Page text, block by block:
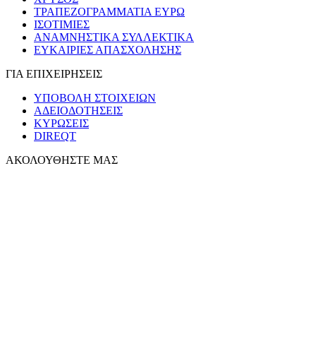
ΤΡΑΠΕΖΟΓΡΑΜΜΑΤΙΑ ΕΥΡΩ
ΙΣΟΤΙΜΙΕΣ
ΑΝΑΜΝΗΣΤΙΚΑ ΣΥΛΛΕΚΤΙΚΑ
ΕΥΚΑΙΡΙΕΣ ΑΠΑΣΧΟΛΗΣΗΣ
ΓΙΑ ΕΠΙΧΕΙΡΗΣΕΙΣ
ΥΠΟΒΟΛΗ ΣΤΟΙΧΕΙΩΝ
ΑΔΕΙΟΔΟΤΗΣΕΙΣ
ΚΥΡΩΣΕΙΣ
DIREQT
ΑΚΟΛΟΥΘΗΣΤΕ ΜΑΣ